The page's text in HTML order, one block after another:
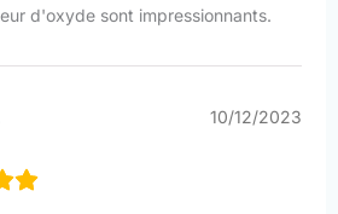
d'oxyde sont impressionnants.
10/12/2023